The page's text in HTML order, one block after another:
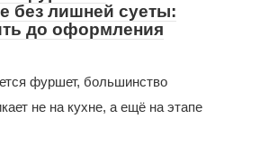
без лишней суеты:
до оформления
фуршет, большинство
не на кухне, а ещё на этапе